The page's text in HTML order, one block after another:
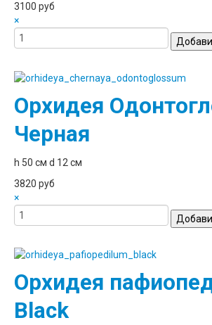
3100 руб
×
Орхидея
Черная
h 50 см d 12 см
3820 руб
×
Орхидея
Black